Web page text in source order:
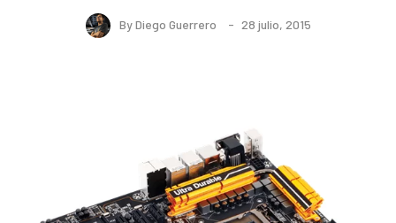
ByDiego Guerrero 28 julio, 2015